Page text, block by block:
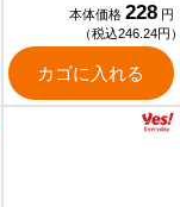
本体価格 228 円
（税込246.24円
カゴに入れる